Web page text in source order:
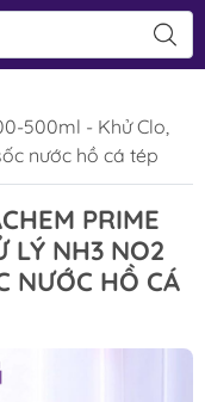
500ml - Khử Clo,
nước hồ cá tép
PRIME
LÝ NH3 NO2
NƯỚC HỒ CÁ